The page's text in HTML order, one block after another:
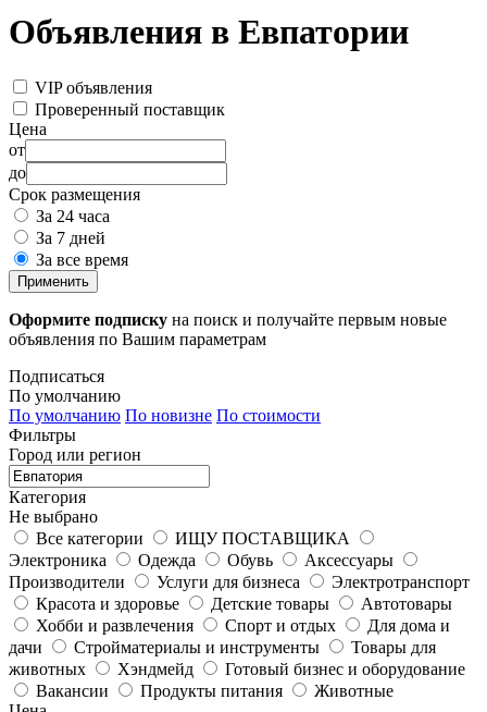
Объявления в Евпатории
VIP объявления
Проверенный поставщик
Цена
от
до
Срок размещения
За 24 часа
За 7 дней
За все время
Применить
Оформите подписку на поиск и получайте первым новые
объявления по Вашим параметрам
Подписаться
По умолчанию
По умолчанию По новизне По стоимости
Фильтры
Город или регион
Категория
Не выбрано
Все категории
ИЩУ ПОСТАВЩИКА
Электроника
Одежда Обувь
Аксессуары
Производители
Услуги для бизнеса
Электротранспорт
Красота и здоровье
Детские товары
Автотовары
Хобби и развлечения
Спорт и отдых
Для дома и
дачи
Стройматериалы и инструменты
Товары для
животных
Хэндмейд
Готовый бизнес и оборудование
Вакансии
Продукты питания
Животные